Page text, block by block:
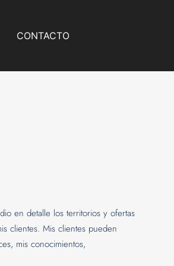
CONTACTO
en detalle los territorios y ofertas
clientes. Mis clientes pueden
mis conocimientos,